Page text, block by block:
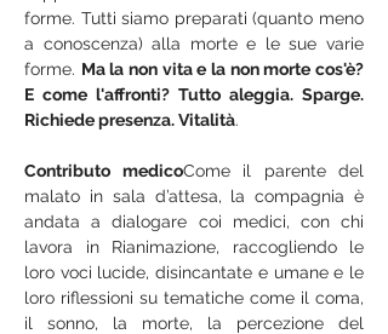
forme. Tutti siamo preparati (quanto meno
a conoscenza) alla morte e le sue varie
forme. Ma la non vita e la non morte cos'è?
E come l'affronti? Tutto aleggia. Sparge.
Richiede presenza. Vitalità.
Contributo medicoCome il parente del
malato in sala d’attesa, la compagnia è
andata a dialogare coi medici, con chi
lavora in Rianimazione, raccogliendo le
loro voci lucide, disincantate e umane e le
loro riflessioni su tematiche come il coma,
il sonno, la morte, la percezione del